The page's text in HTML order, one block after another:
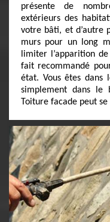
présente de
extérieurs des
votre bâti, et d’autre
murs pour un long
limiter l’apparition
fait recommandé
état. Vous êtes dans
simplement dans le
Toiture facade peut